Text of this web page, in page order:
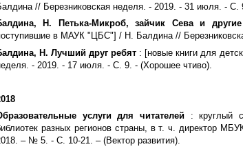
// Березниковская неделя. - 2019. - 31 июля. - С.
Н. Петька-Микроб, зайчик Сева и другие
в МАУК "ЦБС"] / Н. Балдина //
Н. Лучший друг ребят : [новые книги для
- 2019. - 17 июля. - С. 9. - (Хорошее чтиво).
услуги для читателей: круглый
разных регионов страны, в т. ч. директор
– № 5. - С. 10-21. – (Вектор развития).